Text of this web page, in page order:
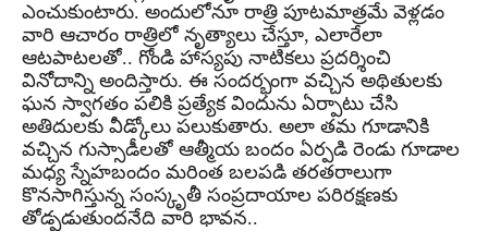
ఎంచుకుంటారు. అందులోనూ రాత్రి పూటమాత్రమే వెళ్లడం
వారి ఆచారం రాత్రిలో నృత్యాలు చేస్తూ, ఎలారేలా
ఆటపాటలతో.. గోండి హాస్యపు నాటికలు ప్రదర్శించి
వినోదాన్ని అందిస్తారు. ఈ సందర్భంగా వచ్చిన అథితులకు
ఘన స్వాగతం పలికి ప్రత్యేక విందును ఏర్పాటు చేసి
అతిదులకు వీడ్కోలు పలుకుతారు. అలా తమ గూడానికి
వచ్చిన గుస్సాడీలతో ఆత్మీయ బందం ఏర్పడి రెండు గూడాల
మధ్య స్నేహబందం మరింత బలపడి తరతరాలుగా
కొనసాగిస్తున్న సంస్కృతీ సంప్రదాయాల పరిరక్షణకు
తోడ్పడుతుందనేది వారి భావన..